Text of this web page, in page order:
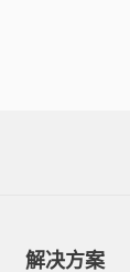
解决方案